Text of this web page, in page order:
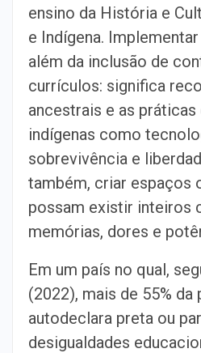
ensino da História e
e Indígena.
além da inclusão de
currículos: significa
ancestrais e as
indígenas como
sobrevivência e
também, criar espaços
possam existir inteiros
memórias, dores e
Em um país no qual,
(2022), mais de 55% da
autodeclara preta ou
desigualdades